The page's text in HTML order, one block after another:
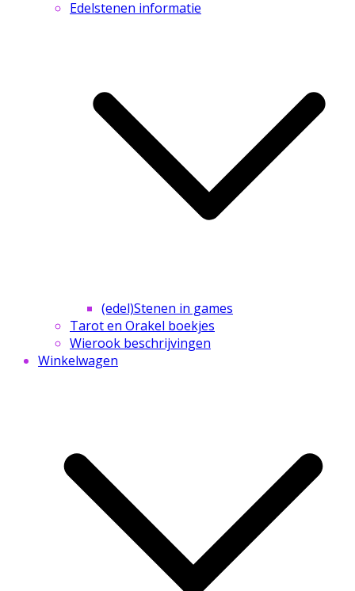
Edelstenen informatie
(edel)Stenen in games
Tarot en Orakel boekjes
Wierook beschrijvingen
Winkelwagen